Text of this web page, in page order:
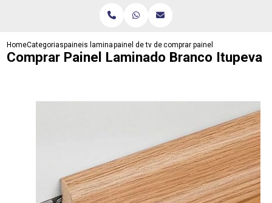
HomeCategoriaspaineis laminadospainel de tv de laminadocomprar painel laminado
Comprar Painel Laminado Branco Itupeva